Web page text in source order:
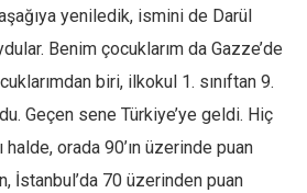
yeniledik, ismini de Darül
Benim çocuklarım da Gazze’de
biri, ilkokul 1. sınıftan 9.
Geçen sene Türkiye’ye geldi. Hiç
orada 90’ın üzerinde puan
İstanbul’da 70 üzerinden puan